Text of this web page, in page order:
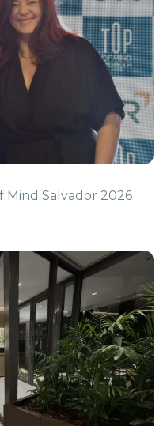
Mind Salvador 2026